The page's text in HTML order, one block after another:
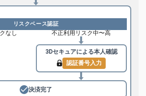
リスクベース認証
なし 不正利用リスク中〜高
3Dセキュアによる本人確認
認証番号入力
決済完了